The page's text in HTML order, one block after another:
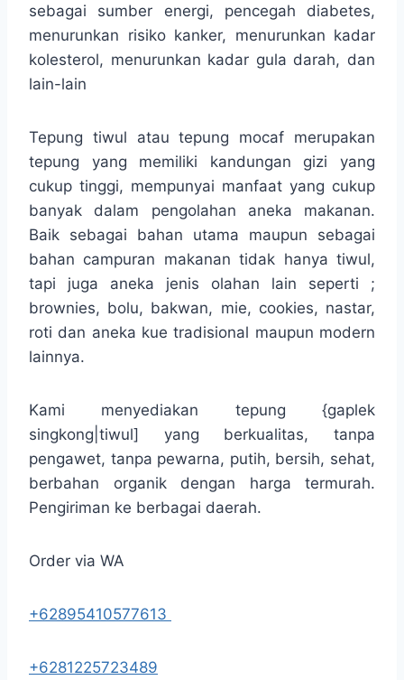
sebagai sumber energi, pencegah diabetes,
menurunkan risiko kanker, menurunkan kadar
kolesterol, menurunkan kadar gula darah, dan
lain-lain
Tepung tiwul atau tepung mocaf merupakan
tepung yang memiliki kandungan gizi yang
cukup tinggi, mempunyai manfaat yang cukup
banyak dalam pengolahan aneka makanan.
Baik sebagai bahan utama maupun sebagai
bahan campuran makanan tidak hanya tiwul,
tapi juga aneka jenis olahan lain seperti ;
brownies, bolu, bakwan, mie, cookies, nastar,
roti dan aneka kue tradisional maupun modern
lainnya.
Kami menyediakan tepung {gaplek
singkong|tiwul] yang berkualitas, tanpa
pengawet, tanpa pewarna, putih, bersih, sehat,
berbahan organik dengan harga termurah.
Pengiriman ke berbagai daerah.
Order via WA
+62895410577613
+6281225723489